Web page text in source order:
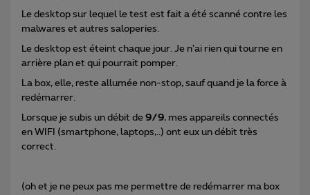
Le desktop sur lequel le test est fait a été scanné contre les
malwares et autres saloperies.
Le desktop est éteint chaque jour. Je n’ai rien qui tourne en
arrière plan et qui pourrait pomper.
La box, elle, reste allumée non-stop, sauf quand je la force à
redémarrer.
Lorsque je subis un débit de 9/9, mes appareils connectés
en WIFI (smartphone, laptops,..) ont eux un débit très
correct.
(oh et je ne peux pas me permettre de redémarrer ma box